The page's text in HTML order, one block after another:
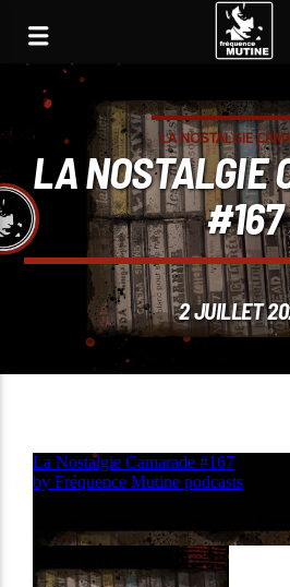
LA NOSTALGIE
LA NOSTALGIE
#167
2 JUILLET